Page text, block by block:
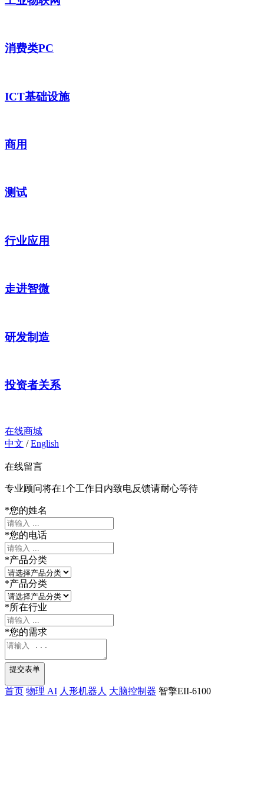
消费类PC
ICT基础设施
商用
测试
行业应用
走进智微
研发制造
投资者关系
在线商城
中文 /English
在线留言
专业顾问将在1个工作日内致电反馈请耐心等待
*您的姓名
*您的电话
*产品分类
*产品分类
*所在行业
*您的需求
提交表单
首页 物理 AI 人形机器人 大脑控制器 智擎EII-6100